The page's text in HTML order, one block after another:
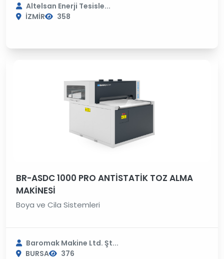
Altelsan Enerji Tesisle...
İZMİR
358
BR-ASDC 1000 PRO ANTİSTATİK TOZ ALMA
MAKİNESİ
Boya ve Cila Sistemleri
Baromak Makine Ltd. Şt...
BURSA
376